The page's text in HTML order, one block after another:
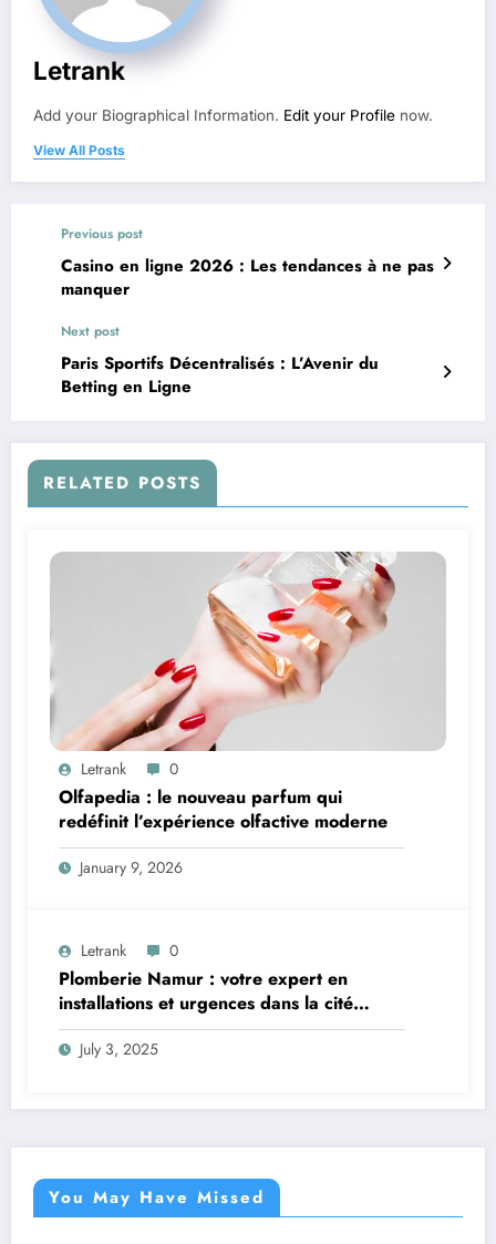
Letrank
Add your Biographical Information. Edit your Profile now.
View All Posts
Previous post
Casino en ligne 2026 : Les tendances à ne pas
manquer
Next post
Paris Sportifs Décentralisés : L’Avenir du
Betting en Ligne
RELATED POSTS
Letrank 0
Olfapedia : le nouveau parfum qui
redéfinit l’expérience olfactive moderne
January 9, 2026
Letrank 0
Plomberie Namur : votre expert en
installations et urgences dans la cité
mosane
July 3, 2025
You May Have Missed